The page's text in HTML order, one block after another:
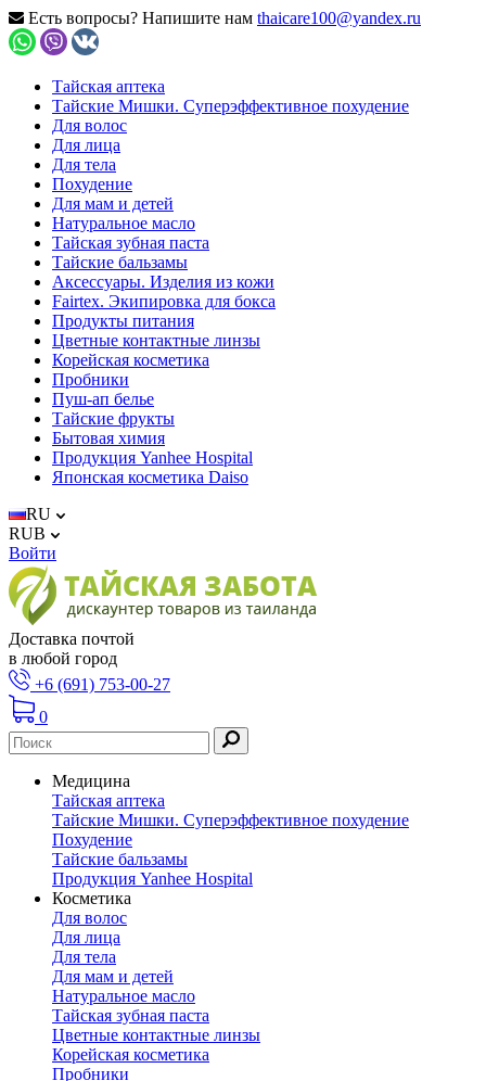
Есть вопросы? Напишите нам thaicare100@yandex.ru
Тайская аптека
Тайские Мишки. Суперэффективное похудение
Для волос
Для лица
Для тела
Похудение
Для мам и детей
Натуральное масло
Тайская зубная паста
Тайские бальзамы
Аксессуары. Изделия из кожи
Fairtex. Экипировка для бокса
Продукты питания
Цветные контактные линзы
Корейская косметика
Пробники
Пуш-ап белье
Тайские фрукты
Бытовая химия
Продукция Yanhee Hospital
Японская косметика Daiso
RU
RUB
Войти
Доставка почтой
в любой город
+6 (691) 753-00-27
0
Медицина
Тайская аптека
Тайские Мишки. Суперэффективное похудение
Похудение
Тайские бальзамы
Продукция Yanhee Hospital
Косметика
Для волос
Для лица
Для тела
Для мам и детей
Натуральное масло
Тайская зубная паста
Цветные контактные линзы
Корейская косметика
Пробники